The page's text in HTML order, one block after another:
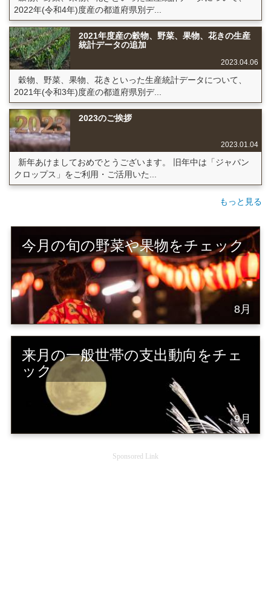
2022年(令和4年)度産の都道府県別デ...
2021年度産の穀物、野菜、果物、花きの生産
統計データの追加
2023.04.06
穀物、野菜、果物、花きといった生産統計データについて、
2021年(令和3年)度産の都道府県別デ...
2023のご挨拶
2023.01.04
新年あけましておめでとうございます。 旧年中は「ジャパン
クロップス」をご利用・ご活用いた...
もっと見る
今月の旬の野菜や果物をチェック
8月
来月の一般世帯の支出動向をチェ
ック
9月
Sponsored Link